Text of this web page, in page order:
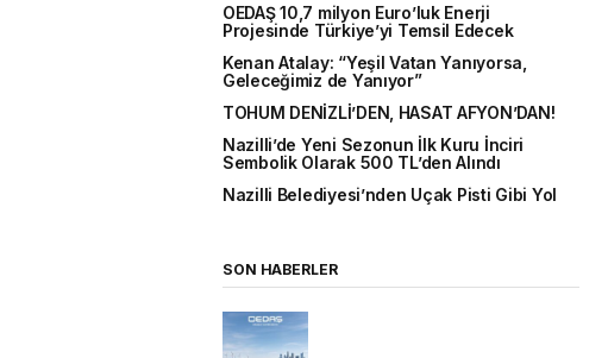
OEDAŞ 10,7 milyon Euro’luk Enerji
Projesinde Türkiye’yi Temsil Edecek
Kenan Atalay: “Yeşil Vatan Yanıyorsa,
Geleceğimiz de Yanıyor”
TOHUM DENİZLİ’DEN, HASAT AFYON’DAN!
Nazilli’de Yeni Sezonun İlk Kuru İnciri
Sembolik Olarak 500 TL’den Alındı
Nazilli Belediyesi’nden Uçak Pisti Gibi Yol
SON HABERLER